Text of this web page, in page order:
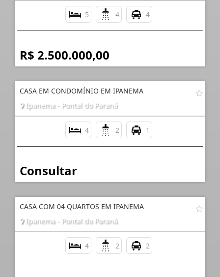
5 4 4
R$ 2.500.000,00
CASA EM CONDOMÍNIO EM IPANEMA
Ipanema - Pontal do Paraná
4 2 1
Consultar
CASA COM 04 QUARTOS EM IPANEMA
Ipanema - Pontal do Paraná
4 2 2